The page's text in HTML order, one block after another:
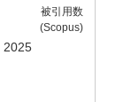
被引用数
(Scopus)